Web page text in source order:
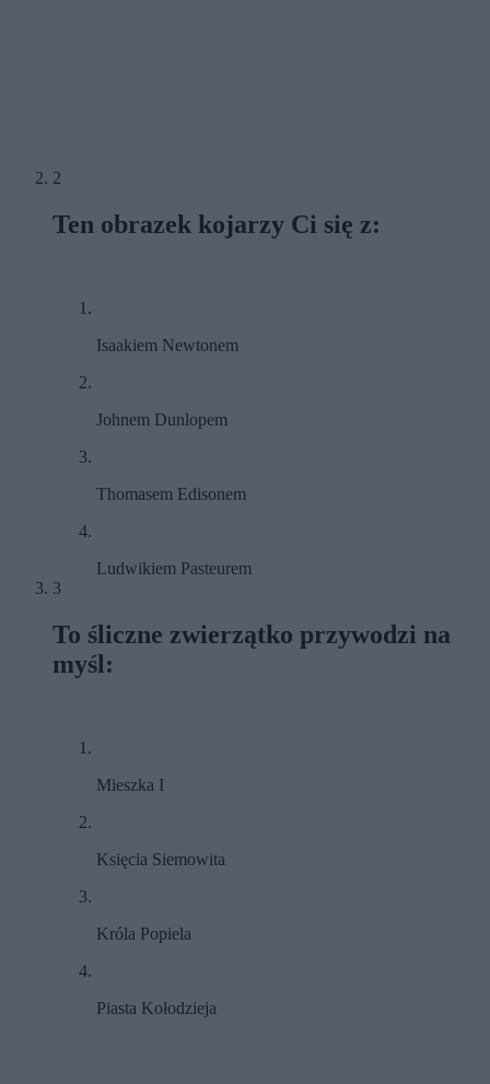
2
Ten obrazek kojarzy Ci się z:
Isaakiem Newtonem
Johnem Dunlopem
Thomasem Edisonem
Ludwikiem Pasteurem
3
To śliczne zwierzątko przywodzi na
myśl:
Mieszka I
Księcia Siemowita
Króla Popiela
Piasta Kołodzieja